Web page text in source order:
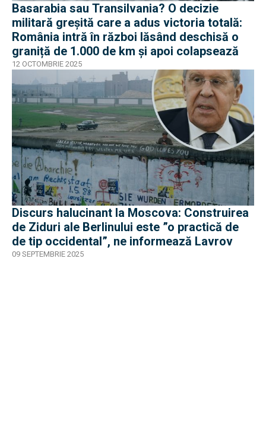
Basarabia sau Transilvania? O decizie
militară greșită care a adus victoria totală:
România intră în război lăsând deschisă o
graniță de 1.000 de km și apoi colapsează
12 OCTOMBRIE 2025
Discurs halucinant la Moscova: Construirea
de Ziduri ale Berlinului este ”o practică de
de tip occidental”, ne informează Lavrov
09 SEPTEMBRIE 2025